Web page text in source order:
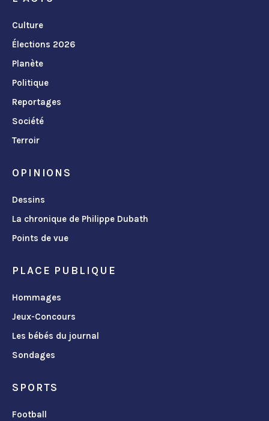
Culture
Élections 2026
Planète
Politique
Reportages
Société
Terroir
OPINIONS
Dessins
La chronique de Philippe Dubath
Points de vue
PLACE PUBLIQUE
Hommages
Jeux-Concours
Les bébés du journal
Sondages
SPORTS
Football